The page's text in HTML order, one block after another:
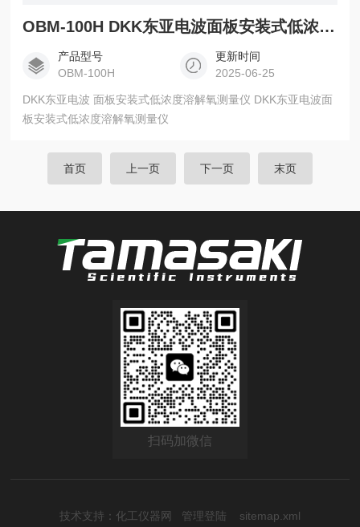
OBM-100H DKK东亚电波面板安装式低浓度溶解氧测量仪
产品型号
OBM-100H
更新时间
2025-06-25
DKK东亚电波 面板安装式低浓度溶解氧测量仪 DKK东亚电波面
板安装式低浓度溶解氧测量仪
首页 上一页 下一页 末页
扫码加微信
技术支持： 化工仪器网 管理登陆 sitemap.xml